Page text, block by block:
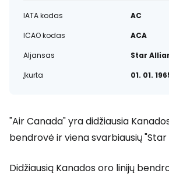
IATA kodas
AC
ICAO kodas
ACA
Aljansas
Star
Įkurta
01. 01.
"Air Canada" yra didžiausia
bendrovė ir viena svarbiausių "Star
Didžiausią Kanados oro linijų